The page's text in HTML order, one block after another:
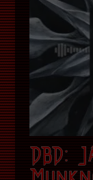
DBD: